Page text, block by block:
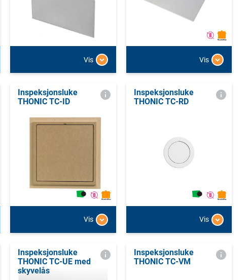
Vis Vis
Inspeksjonsluke
THONIC TC-ID
Vis
Inspeksjonsluke
THONIC TC-RD
Vis
Inspeksjonsluke
THONIC TC-UE med
skyvelås
Inspeksjonsluke
THONIC TC-VM